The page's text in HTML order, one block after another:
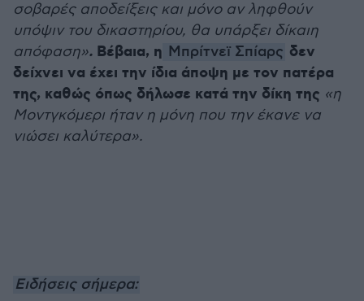
σοβαρές αποδείξεις και μόνο αν ληφθούν
υπόψιν του δικαστηρίου, θα υπάρξει δίκαιη
απόφαση». Βέβαια, η Μπρίτνεϊ Σπίαρς δεν
δείχνει να έχει την ίδια άποψη με τον πατέρα
της, καθώς όπως δήλωσε κατά την δίκη της «η
Μοντγκόμερι ήταν η μόνη που την έκανε να
νιώσει καλύτερα».
Ειδήσεις σήμερα: